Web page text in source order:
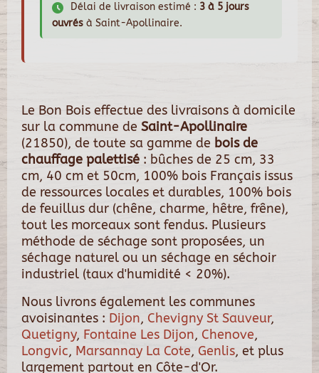
Délai de livraison estimé : 3 à 5 jours
ouvrés à Saint-Apollinaire.
Le Bon Bois effectue des livraisons à domicile
sur la commune de Saint-Apollinaire
(21850), de toute sa gamme de bois de
chauffage palettisé : bûches de 25 cm, 33
cm, 40 cm et 50cm, 100% bois Français issus
de ressources locales et durables, 100% bois
de feuillus dur (chêne, charme, hêtre, frêne),
tout les morceaux sont fendus. Plusieurs
méthode de séchage sont proposées, un
séchage naturel ou un séchage en séchoir
industriel (taux d'humidité < 20%).
Nous livrons également les communes
avoisinantes : Dijon, Chevigny St Sauveur,
Quetigny, Fontaine Les Dijon, Chenove,
Longvic, Marsannay La Cote, Genlis, et plus
largement partout en Côte-d'Or.